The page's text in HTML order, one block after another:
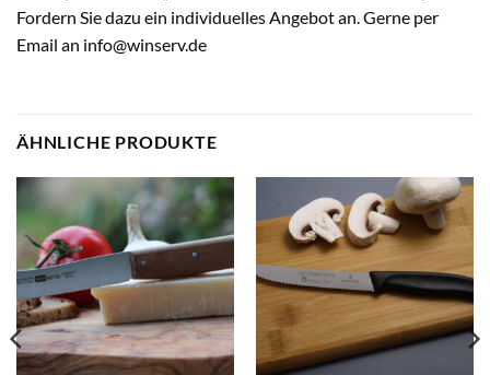
Fordern Sie dazu ein individuelles Angebot an. Gerne per
Email an info@winserv.de
ÄHNLICHE PRODUKTE